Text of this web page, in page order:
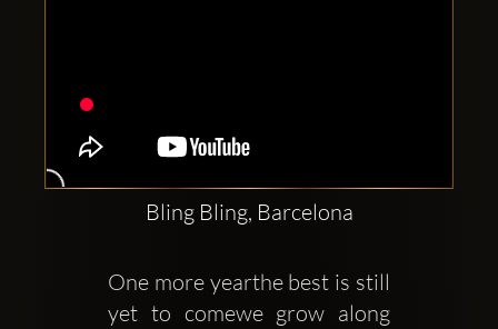
соцсетях:
Bling Bling, Barcelona
One more yearthe best is still
yet to comewe grow along